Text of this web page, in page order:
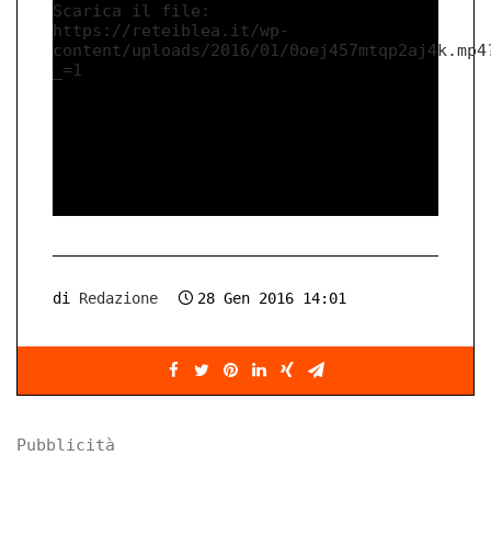
Scarica il file:
https://reteiblea.it/wp-
content/uploads/2016/01/
_=1
di Redazione 28 Gen 2016 14:01
Pubblicità